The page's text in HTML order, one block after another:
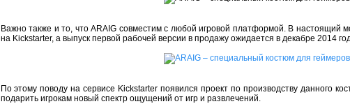
Важно также и то, что ARAIG совместим с любой игровой платформой. В настоящий
на Kickstarter, а выпуск первой рабочей версии в продажу ожидается в декабре 2014
По этому поводу на сервисе Kickstarter появился проект по производству данного
подарить игрокам новый спектр ощущений от игр и развлечений.